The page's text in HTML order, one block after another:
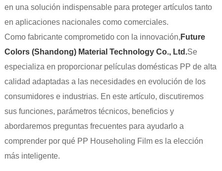
en una solución indispensable para proteger artículos tanto
en aplicaciones nacionales como comerciales.
Como fabricante comprometido con la innovación, Future
Colors (Shandong) Material Technology Co., Ltd.Se
especializa en proporcionar películas domésticas PP de alta
calidad adaptadas a las necesidades en evolución de los
consumidores e industrias. En este artículo, discutiremos
sus funciones, parámetros técnicos, beneficios y
abordaremos preguntas frecuentes para ayudarlo a
comprender por qué PP Householing Film es la elección
más inteligente.